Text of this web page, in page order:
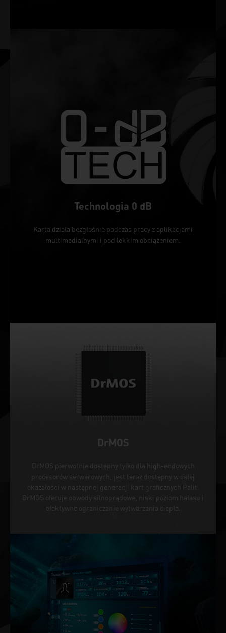
Technologia 0 dB
Karta działa bezgłośnie podczas pracy z aplikacjami
multimedialnymi i pod lekkim obciążeniem.
DrMOS
DrMOS pierwotnie dostępny tylko dla high-endowych
procesorów serwerowych, jest teraz dostępny w całej
okazałości w następnej generacji kart graficznych Palit.
DrMOS oferuje obwody silnoprądowe, niski poziom hałasu i
efektywne ograniczanie wytwarzania ciepła.